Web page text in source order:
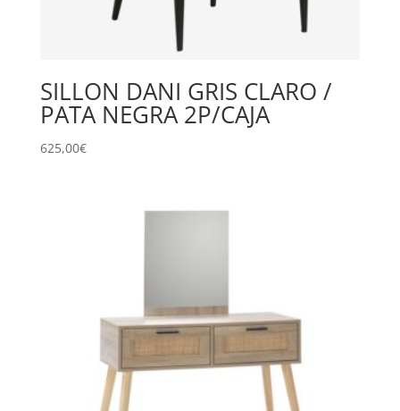
SILLON DANI GRIS CLARO /
PATA NEGRA 2P/CAJA
625,00€